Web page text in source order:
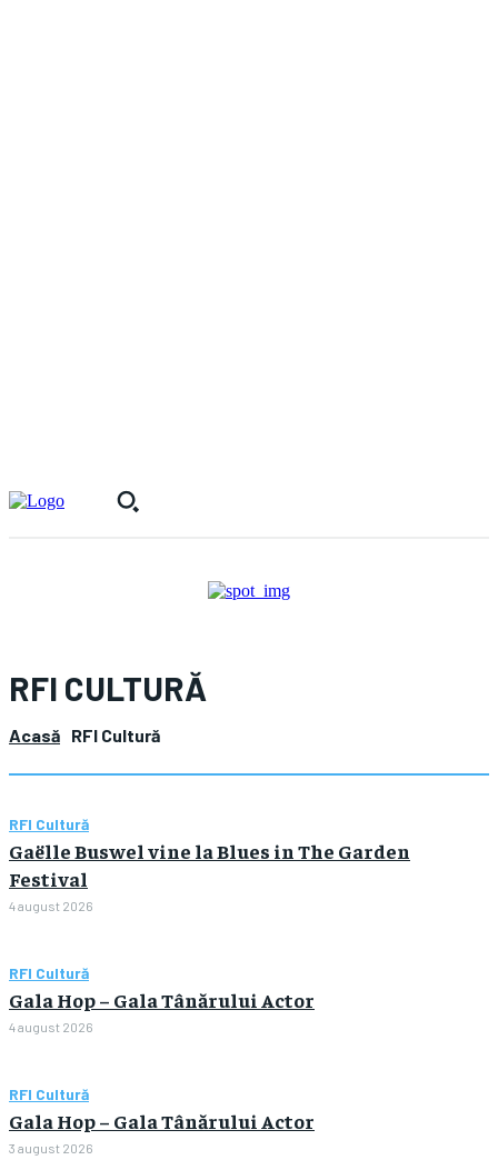
RFI CULTURĂ
Acasă RFI Cultură
RFI Cultură
Gaëlle Buswel vine la Blues in The Garden
Festival
4 august 2026
RFI Cultură
Gala Hop – Gala Tânărului Actor
4 august 2026
RFI Cultură
Gala Hop – Gala Tânărului Actor
3 august 2026